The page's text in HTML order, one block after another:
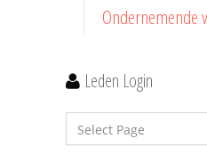
Ondernemende
Leden Login